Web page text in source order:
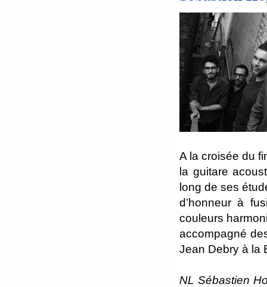
A la croisée du
la guitare
long de ses
d’honneur à
couleurs
accompagné
Jean Debry à la
NL Sébastien